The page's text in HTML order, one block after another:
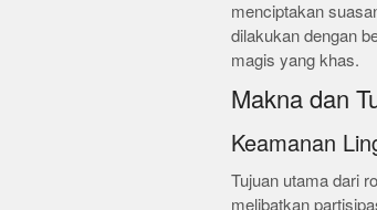
menciptakan
dilakukan dengan
magis yang khas.
Makna dan
Keamanan
Tujuan utama dari
melibatkan